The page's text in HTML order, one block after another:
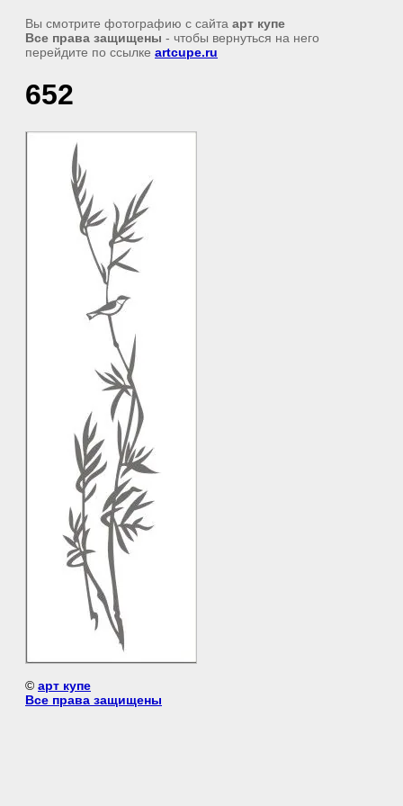
Вы смотрите фотографию с сайта арт купе
Все права защищены - чтобы вернуться на него
перейдите по ссылке artcupe.ru
652
© арт купе
Все права защищены